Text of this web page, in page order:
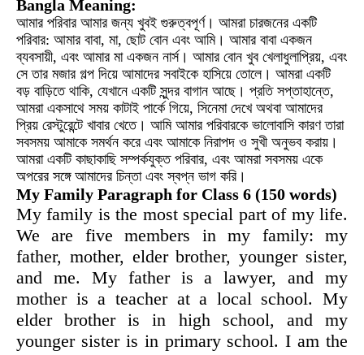
Bangla Meaning:
আমার পরিবার আমার জন্য খুবই গুরুত্বপূর্ণ। আমরা চারজনের একটি
পরিবার: আমার বাবা, মা, ছোট বোন এবং আমি। আমার বাবা একজন
ব্যবসায়ী, এবং আমার মা একজন নার্স। আমার বোন খুব খেলাধুলাপ্রিয়, এবং
সে তার মজার গল্প দিয়ে আমাদের সবাইকে হাসিয়ে তোলে। আমরা একটি
বড় বাড়িতে থাকি, যেখানে একটি সুন্দর বাগান আছে। প্রতি সপ্তাহান্তে,
আমরা একসাথে সময় কাটাই পার্কে গিয়ে, সিনেমা দেখে অথবা আমাদের
প্রিয় রেস্টুরেন্টে খাবার খেতে। আমি আমার পরিবারকে ভালোবাসি কারণ তারা
সবসময় আমাকে সমর্থন করে এবং আমাকে নিরাপদ ও সুখী অনুভব করায়।
আমরা একটি কাছাকাছি সম্পর্কযুক্ত পরিবার, এবং আমরা সবসময় একে
অপরের সঙ্গে আমাদের চিন্তা এবং স্বপ্ন ভাগ করি।
My Family Paragraph for Class 6 (150 words)
My family is the most special part of my life.
We are five members in my family: my
father, mother, elder brother, younger sister,
and me. My father is a lawyer, and my
mother is a teacher at a local school. My
elder brother is in high school, and my
younger sister is in primary school. I am the